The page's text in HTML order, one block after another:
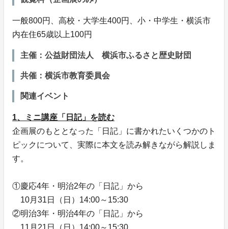
一般800円、高校・大学生400円、小・中学生・横浜市
内在住65歳以上100円
主催：公益財団法人 横浜市ふるさと歴史財団
共催：横浜市教育委員会
関連イベント
1、ミニ講座「日記」を読む
企画展のもととなった「日記」に書かれたいくつかのト
ピックについて、実際に本文を読み解きながら解説しま
す。
①慶応4年・明治2年の「日記」から
10月31日（日）14:00～15:30
②明治3年・明治4年の「日記」から
11月21日（日）14:00～15:30